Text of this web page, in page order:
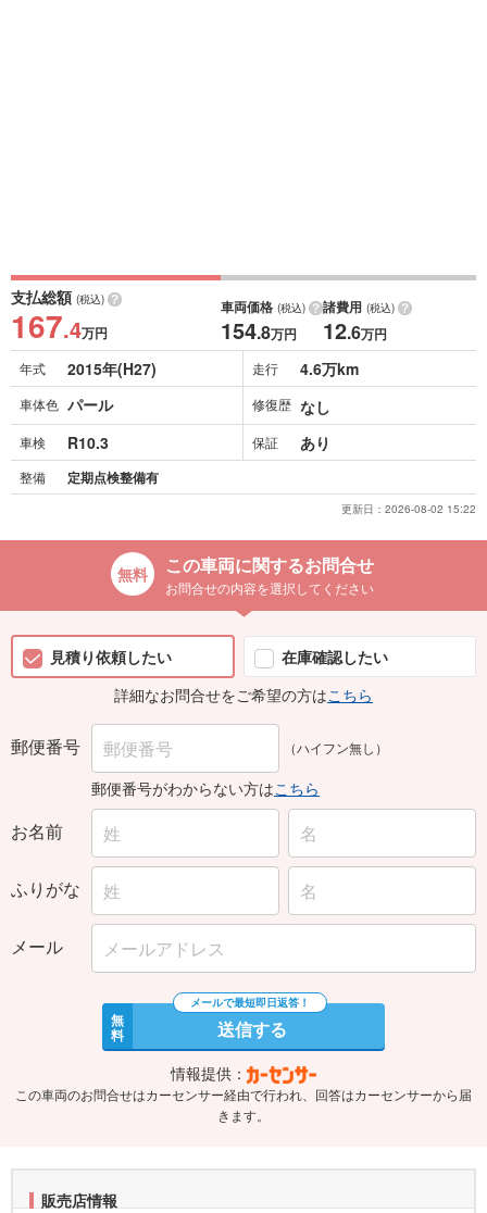
支払総額 (税込)
167.4万円
車両価格 (税込)
154.8万円
諸費用 (税込)
12.6万円
年式 2015年(H27) 走行 4.6万km
車体色 パール 修復歴 なし
車検 R10.3 保証 あり
整備 定期点検整備有
更新日： 2026-08-02 15:22
この車両に関するお問合せ
お問合せの内容を選択してください
見積り依頼したい
在庫確認したい
詳細なお問合せをご希望の方はこちら
郵便番号 （ハイフン無し）
郵便番号がわからない方はこちら
お名前
ふりがな
メール
無
料 送信する
情報提供：
この車両のお問合せはカーセンサー経由で行われ、回答はカーセンサーから届
きます。
販売店情報